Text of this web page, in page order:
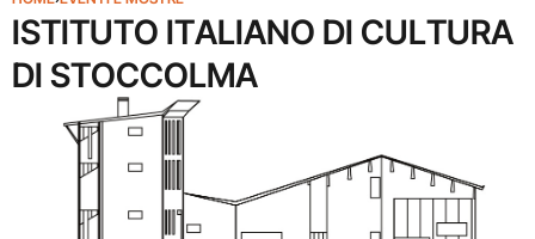
ISTITUTO ITALIANO DI CULTURA
DI STOCCOLMA